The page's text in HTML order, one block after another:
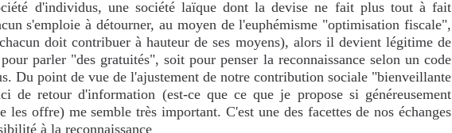
d'individus, une société laïque dont la devise ne fait plus tout à fait
s'emploie à détourner, au moyen de l'euphémisme "optimisation fiscale",
doit contribuer à hauteur de ses moyens), alors il devient légitime de
parler "des gratuités", soit pour penser la reconnaissance selon un code
Du point de vue de l'ajustement de notre contribution sociale "bienveillante
de retour d'information (est-ce que ce que je propose si généreusement
offre) me semble très important. C'est une des facettes de nos échanges
à la reconnaissance